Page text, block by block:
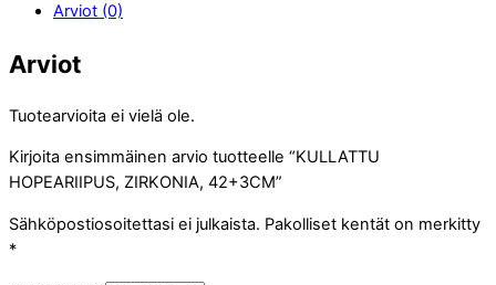
Arviot (0)
Arviot
Tuotearvioita ei vielä ole.
Kirjoita ensimmäinen arvio tuotteelle “KULLATTU
HOPEARIIPUS, ZIRKONIA, 42+3CM”
Sähköpostiosoitettasi ei julkaista. Pakolliset kentät on merkitty
*